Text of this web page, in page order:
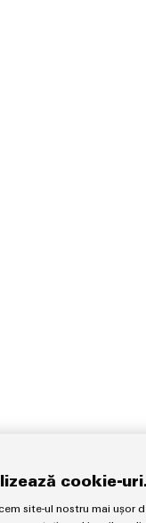
cookie-
site-ul nostru mai ușor